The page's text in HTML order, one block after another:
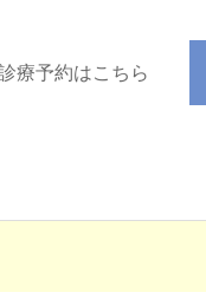
療予約はこちら